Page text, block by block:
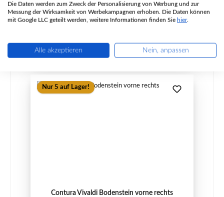
Regulärer Preis:
46,92 €
Details
Nur 5 auf Lager!
Contura Vivaldi Bodenstein vorne rechts
Die Daten werden zum Zweck der Personalisierung von Werbung und zur
Messung der Wirksamkeit von Werbekampagnen erhoben. Die Daten können
mit Google LLC geteilt werden, weitere Informationen finden Sie hier.
Alle akzeptieren Nein, anpassen